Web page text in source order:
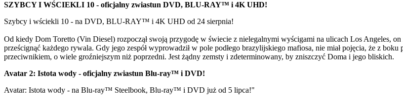
SZYBCY I WŚCIEKLI 10 - oficjalny zwiastun DVD, BLU-RAY™ i 4K UHD!
Szybcy i wściekli 10 - na DVD, BLU-RAY™ i 4K UHD od 24 sierpnia!
Od kiedy Dom Toretto (Vin Diesel) rozpoczął swoją przygodę w świecie z nielegalnymi wyścigami na ulicach Los Angeles,
prześcignąć każdego rywala. Gdy jego zespół wyprowadził w pole podłego brazylijskiego mafiosa, nie miał pojęcia, że z
przeciwnikiem, o wiele groźniejszym niż poprzedni. Jest żądny zemsty i zdeterminowany, by zniszczyć Doma i jego bliskich.
Avatar 2: Istota wody - oficjalny zwiastun Blu-ray™ i DVD!
Avatar: Istota wody - na Blu-ray™ Steelbook, Blu-ray™ i DVD już od 5 lipca!"